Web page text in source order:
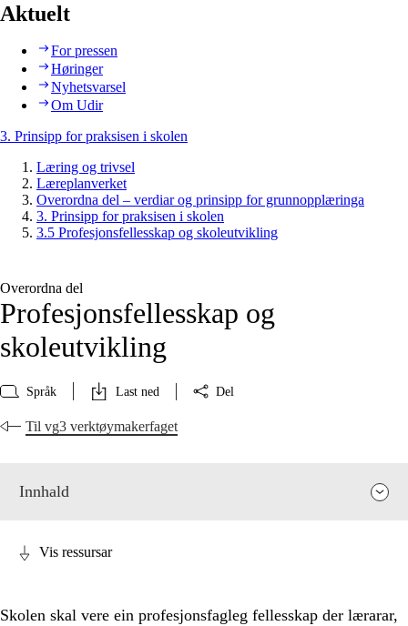
Aktuelt
For pressen
Høringer
Nyhetsvarsel
Om Udir
3. Prinsipp for praksisen i skolen
Læring og trivsel
Læreplanverket
Overordna del – verdiar og prinsipp for grunnopplæringa
3. Prinsipp for praksisen i skolen
3.5 Profesjonsfellesskap og skoleutvikling
Overordna del
Profesjonsfellesskap og
skoleutvikling
Språk Last ned Del
Til vg3 verktøymakerfaget
Innhald
Vis ressursar
Skolen skal vere ein profesjonsfagleg fellesskap der lærarar,